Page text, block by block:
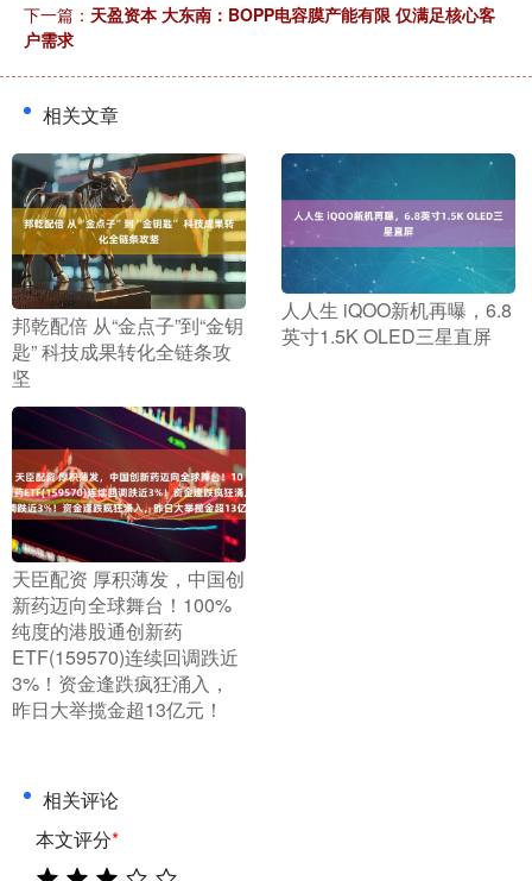
下一篇： 天盈资本 大东南：BOPP电容膜产能有限 仅满足核心客
户需求
相关文章
​邦乾配倍 从“金点子”到“金钥
匙” 科技成果转化全链条攻
坚
​人人生 iQOO新机再曝，6.8
英寸1.5K OLED三星直屏
​天臣配资 厚积薄发，中国创
新药迈向全球舞台！100%
纯度的港股通创新药
ETF(159570)连续回调跌近
3%！资金逢跌疯狂涌入，
昨日大举揽金超13亿元！
相关评论
本文评分*